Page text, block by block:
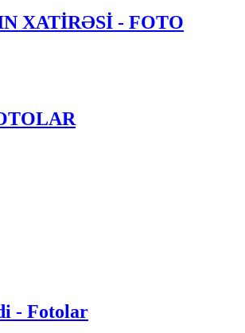
XATİRƏSİ - FOTO
- Fotolar